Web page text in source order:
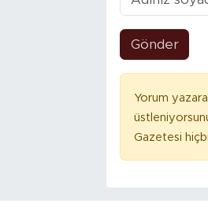
Gönder
Yorum
Gazetesi